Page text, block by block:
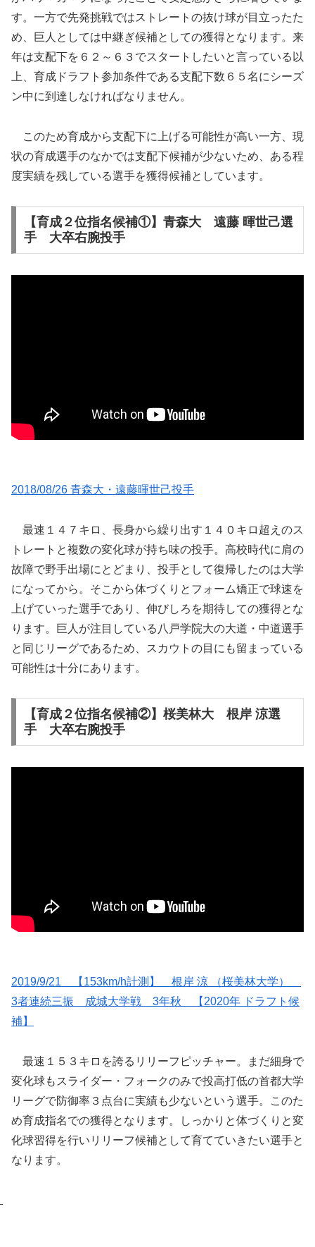
す。一方で先発挑戦ではストレートの抜け球が目立ったた
め、巨人としては中継ぎ候補としての獲得となります。来
年は支配下を６２～６３でスタートしたいと言っている以
上、育成ドラフト参加条件である支配下数６５名にシーズ
ン中に到達しなければなりません。
このため育成から支配下に上げる可能性が高い一方、現
状の育成選手のなかでは支配下候補が少ないため、ある程
度実績を残している選手を獲得候補としています。
【育成２位指名候補①】青森大 遠藤 暉世己選
手 大卒右腕投手
2018/08/26 青森大・遠藤暉世己投手
最速１４７キロ、長身から繰り出す１４０キロ超えのス
トレートと複数の変化球が持ち味の投手。高校時代に肩の
故障で野手出場にとどまり、投手として復帰したのは大学
になってから。そこから体づくりとフォーム矯正で球速を
上げていった選手であり、伸びしろを期待しての獲得とな
ります。巨人が注目している八戸学院大の大道・中道選手
と同じリーグであるため、スカウトの目にも留まっている
可能性は十分にあります。
【育成２位指名候補②】桜美林大 根岸 涼選
手 大卒右腕投手
2019/9/21 【153km/h計測】 根岸 涼 （桜美林大学）
3者連続三振 成城大学戦 3年秋 【2020年 ドラフト候
補】
最速１５３キロを誇るリリーフピッチャー。まだ細身で
変化球もスライダー・フォークのみで投高打低の首都大学
リーグで防御率３点台に実績も少ないという選手。このた
め育成指名での獲得となります。しっかりと体づくりと変
化球習得を行いリリーフ候補として育てていきたい選手と
なります。